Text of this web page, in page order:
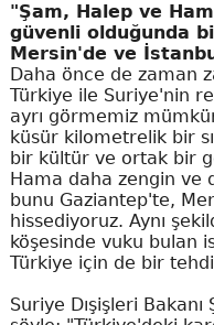
"Şam, Halep ve
güvenli olduğunda
Mersin'de ve
Daha önce de zaman
Türkiye ile Suriye'nin
ayrı görmemiz
küsür kilometrelik bir
bir kültür ve ortak bir
Hama daha zengin ve
bunu Gaziantep'te,
hissediyoruz. Aynı
köşesinde vuku bulan
Türkiye için de bir
Suriye Dışişleri